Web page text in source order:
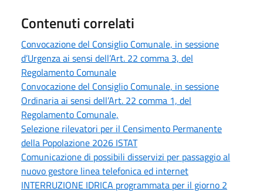
Contenuti correlati
Convocazione del Consiglio Comunale, in sessione
d’Urgenza ai sensi dell’Art. 22 comma 3, del
Regolamento Comunale
Convocazione del Consiglio Comunale, in sessione
Ordinaria ai sensi dell’Art. 22 comma 1, del
Regolamento Comunale,
Selezione rilevatori per il Censimento Permanente
della Popolazione 2026 ISTAT
Comunicazione di possibili disservizi per passaggio al
nuovo gestore linea telefonica ed internet
INTERRUZIONE IDRICA programmata per il giorno 2